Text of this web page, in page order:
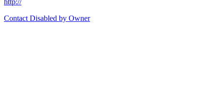
http://
Contact Disabled by Owner